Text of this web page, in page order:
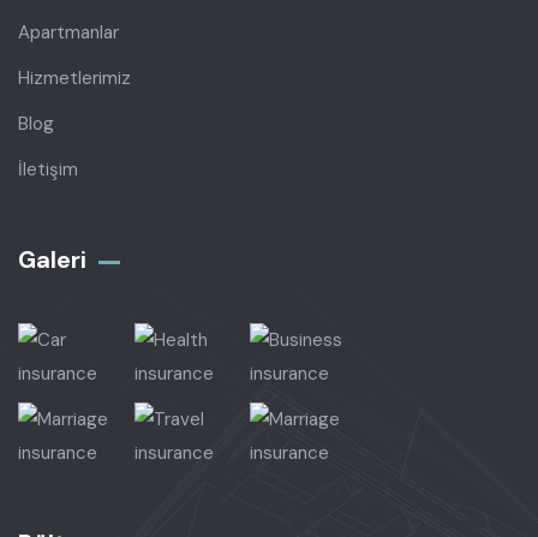
Apartmanlar
Hizmetlerimiz
Blog
İletişim
Galeri